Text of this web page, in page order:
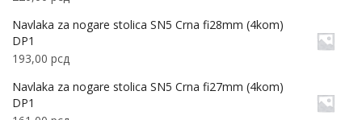
Navlaka za nogare stolica SN5 Crna fi28mm (4kom)
DP1
193,00 рсд
Navlaka za nogare stolica SN5 Crna fi27mm (4kom)
DP1